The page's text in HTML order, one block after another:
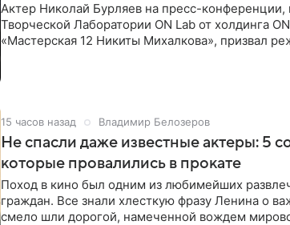
Актер Николай Бурляев на пресс-конференции,
Творческой Лаборатории ON Lab от холдинга
«Мастерская 12 Никиты Михалкова», призвал
15 часов назад Владимир Белозеров
Не спасли даже известные актеры: 5
которые провалились в прокате
Поход в кино был одним из любимейших
граждан. Все знали хлесткую фразу Ленина о
смело шли дорогой, намеченной вождем